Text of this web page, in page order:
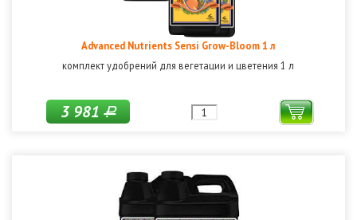
Advanced Nutrients Sensi Grow-Bloom 1 л
комплект удобрений для вегетации и цветения 1 л
3 981Р